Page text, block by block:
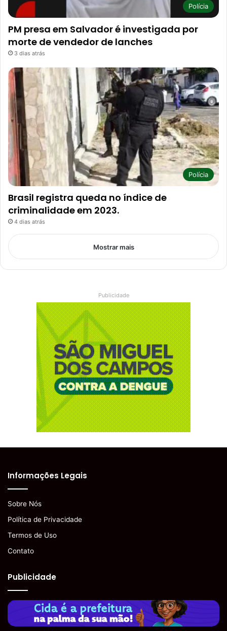
Polícia
PM presa em Salvador é investigada por
morte de vendedor de lanches
3 dias atrás
Polícia
Brasil registra queda no índice de
criminalidade em 2023.
4 dias atrás
Mostrar mais
Publicidade
Informações Legais
Sobre Nós
Política de Privacidade
Termos de Uso
Contato
Publicidade